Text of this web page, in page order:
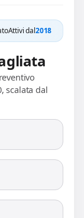
Attivi dal2018
scalata dal